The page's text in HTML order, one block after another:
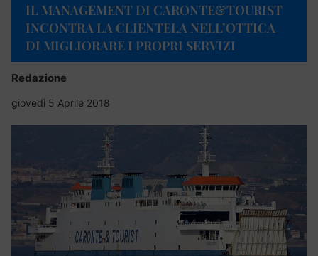
IL MANAGEMENT DI CARONTE&TOURIST
INCONTRA LA CLIENTELA NELL’OTTICA
DI MIGLIORARE I PROPRI SERVIZI
Redazione
giovedì 5 Aprile 2018